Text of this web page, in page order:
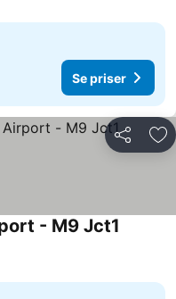
Se priser
Del
- M9 Jct1